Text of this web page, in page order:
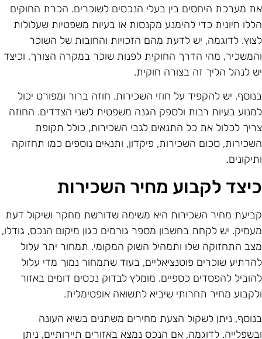
מערכת היחסים בין בעלי הנכסים לשוכרים. הכרת החוקים
חיונית כדי להימנע מקנסות או בעיות משפטיות שעלולות
לדוגמה, יש לדעת מהם הזכויות והחובות של השוכר
מהי הדרך החוקית לפנות שוכר במקרה הצורך, וכיצד
לנהל הליך זה בצורה חוקית.
יש להקפיד על חוזי השכירות. חוזה ברור ומפורט יכול
בעיות רבות ולספק הגנה משפטית לשני הצדדים. החוזה
לכלול את כל התנאים לגבי השכירות, כולל תקופת
סכום השכירות, פיקדון, ותנאים נוספים כמו תחזוקה
לקבוע מחיר השכירות
מחיר השכירות היא משימה שדורשת מחקר ושיקול דעת
יש לקחת בחשבון מספר גורמים כגון מיקום הנכס, גודלו,
התחזוקה שלו ותמהיל השוק המקומי. תמחור יתר עלול
שוכרים פוטנציאליים, בעוד שתמחור נמוך מדי עלול
להפסדים כספיים. מומלץ לבדוק נכסים דומים באזור
מחיר תחרותי שיביא לתשואה אופטימלית.
ניתן לשקול הצעת מחירים משתנים בשיא העונה
לדוגמה, אם הנכס נמצא באזורים תיירותיים, ניתן